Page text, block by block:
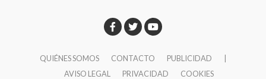
QUIÉNES SOMOS CONTACTO PUBLICIDAD
AVISO LEGAL
PRIVACIDAD COOKIES